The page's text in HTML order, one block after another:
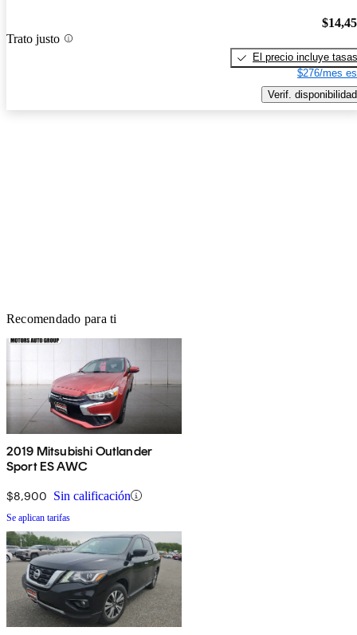
Trato justo
El precio incluye tasas
$276/mes
Verif. disponibilidad
Recomendado para ti
2019 Mitsubishi Outlander
Sport ES AWC
$8,900 Sin calificación
Se aplican tarifas